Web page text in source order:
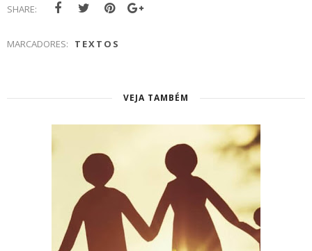
SHARE:
MARCADORES: TEXTOS
VEJA TAMBÉM